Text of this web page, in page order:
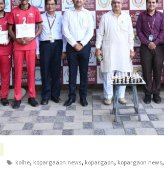
kolhe, kopargaaon news, kopargaon, kopargaon news,